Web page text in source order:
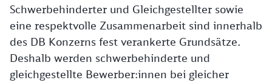
Schwerbehinderter und Gleichgestellter sowie
eine respektvolle Zusammenarbeit sind innerhalb
des DB Konzerns fest verankerte Grundsätze.
Deshalb werden schwerbehinderte und
gleichgestellte Bewerber:innen bei gleicher